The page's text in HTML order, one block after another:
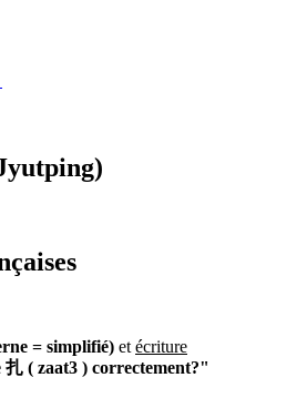
= simplifié) et écriture
( zaat3 ) correctement?"